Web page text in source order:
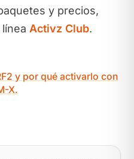
y precios,
Activz Club.
y por qué activarlo con
X.